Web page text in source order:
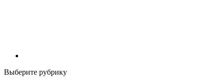
Выберите рубрику